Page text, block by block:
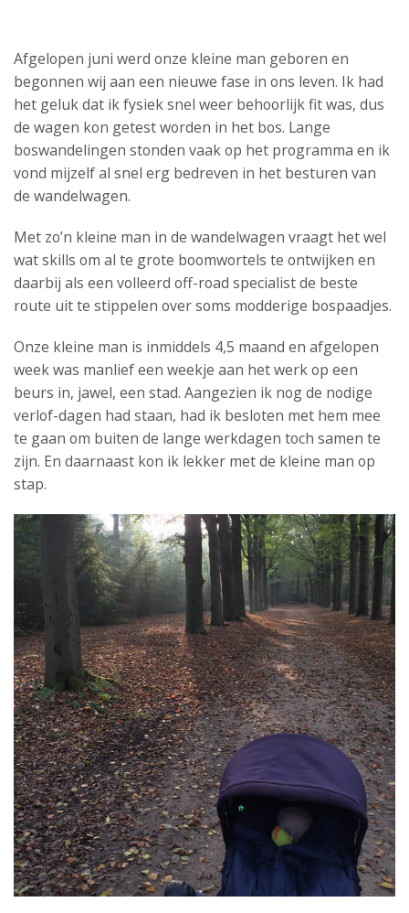
Afgelopen juni werd onze kleine man geboren en
begonnen wij aan een nieuwe fase in ons leven. Ik had
het geluk dat ik fysiek snel weer behoorlijk fit was, dus
de wagen kon getest worden in het bos. Lange
boswandelingen stonden vaak op het programma en ik
vond mijzelf al snel erg bedreven in het besturen van
de wandelwagen.
Met zo’n kleine man in de wandelwagen vraagt het wel
wat skills om al te grote boomwortels te ontwijken en
daarbij als een volleerd off-road specialist de beste
route uit te stippelen over soms modderige bospaadjes.
Onze kleine man is inmiddels 4,5 maand en afgelopen
week was manlief een weekje aan het werk op een
beurs in, jawel, een stad. Aangezien ik nog de nodige
verlof-dagen had staan, had ik besloten met hem mee
te gaan om buiten de lange werkdagen toch samen te
zijn. En daarnaast kon ik lekker met de kleine man op
stap.